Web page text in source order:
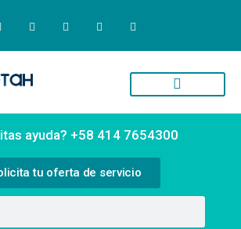
ayuda? +58 414 7654300
tu oferta de servicio